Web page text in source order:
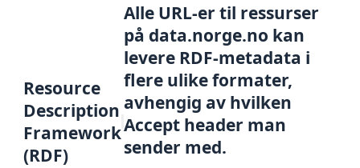
Resource
Description
Framework
(RDF)
Alle URL-er til ressurser
på data.norge.no kan
levere RDF-metadata i
flere ulike formater,
avhengig av hvilken
Accept header man
sender med.